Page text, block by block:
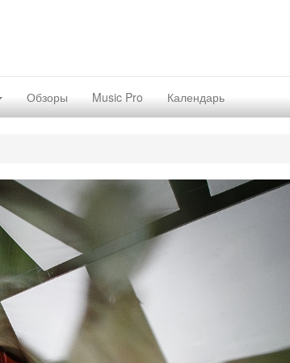
Обзоры Music Pro Календарь